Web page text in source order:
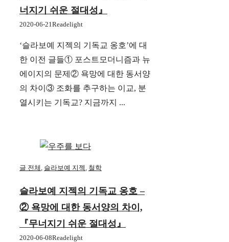
너지기 쉬운 절대성』
2020-06-21Readelight
‘슬라보예 지젝의 기독교 옹호’에 대
한 이전 글들① 포스트모더니즘과 뉴
에이지의 문제② 욕망에 대한 동서양
의 차이③ 조화를 추구하는 이교, 분
열시키는 기독교? 지금까지 ...
글 전체 슬라보예 지젝 철학
슬라보예 지젝의 기독교 옹호 –
② 욕망에 대한 동서양의 차이,
『무너지기 쉬운 절대성』
2020-06-08Readelight